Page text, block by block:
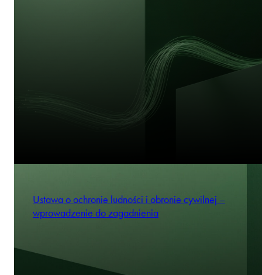
Ustawa o ochronie ludności i obronie cywilnej –
wprowadzenie do zagadnienia